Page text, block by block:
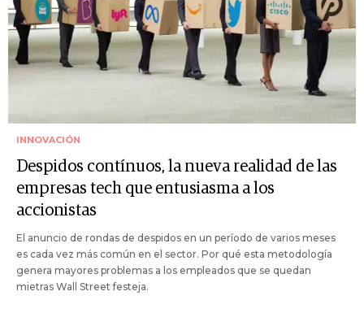
INNOVACIÓN
Despidos contínuos, la nueva realidad de las
empresas tech que entusiasma a los
accionistas
El anuncio de rondas de despidos en un período de varios meses
es cada vez más común en el sector. Por qué esta metodología
genera mayores problemas a los empleados que se quedan
mietras Wall Street festeja.